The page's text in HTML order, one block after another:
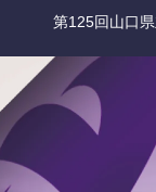
第125回山口